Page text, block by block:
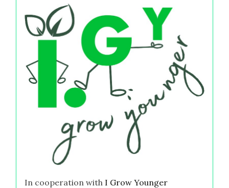
In cooperation with I Grow Younger